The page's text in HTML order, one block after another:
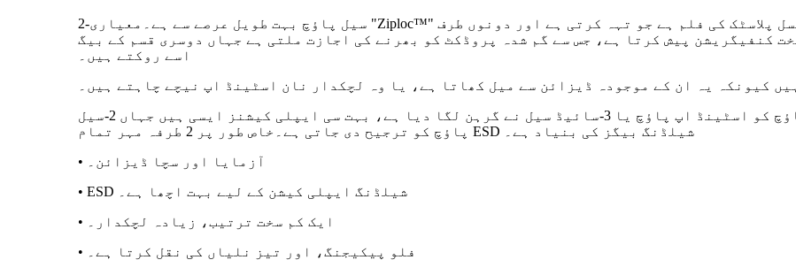
2-سیل پاؤچ بہت طویل عرصے سے ہے۔معیاری "Ziploc™" طرز کے پاؤچز کی طرح، سائیڈ سیل پاؤچز ایک مسلسل پلاسٹک کی فلم ہے جو تہہ کرتی ہے اور دونوں طرف
مہر والا پاؤچ کم سخت کنفیگریشن پیش کرتا ہے، جس سے گم شدہ پروڈکٹ کو بھرنے کی اجازت ملتی ہے جہاں دوسری قسم کے بیگ
اسے روکتے ہیں۔
کیونکہ یہ ان کے موجودہ ڈیزائن سے میل کھاتا ہے، یا وہ لچکدار نان اسٹینڈ اپ نیچے چاہتے ہیں۔
جبکہ بہت سی ایپلی کیشنز کے لیے 2-سائیڈ سیل پاؤچ کو اسٹینڈ اپ پاؤچ یا 3-سائیڈ سیل نے گرہن لگا دیا ہے، بہت سی ایپلی کیشنز ایسی ہیں جہاں 2-سیل
پاؤچ کو ترجیح دی جاتی ہے۔خاص طور پر 2 طرفہ مہر تمام ESD شیلڈنگ بیگز کی بنیاد ہے۔
• آزمایا اور سچا ڈیزائن۔
• ESD شیلڈنگ ایپلی کیشن کے لیے بہت اچھا ہے۔
• ایک کم سخت ترتیب، زیادہ لچکدار۔
• فلو پیکیجنگ، اور تیز نلیاں کی نقل کرتا ہے۔